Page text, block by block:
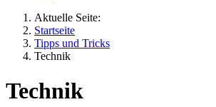
Aktuelle Seite:
Startseite
Tipps und Tricks
Technik
Technik